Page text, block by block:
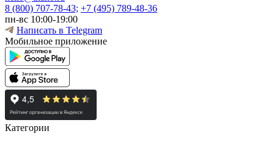
8 (800) 707-78-43; +7 (495) 789-48-36
пн-вс 10:00-19:00
Написать в Telegram
Мобильное приложение
Категории